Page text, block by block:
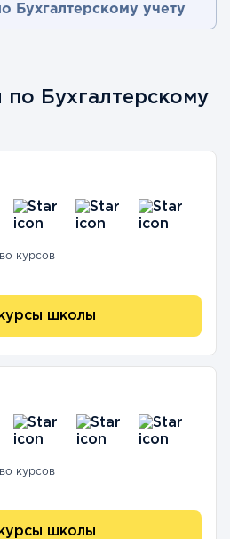
Бухгалтерскому учету
Бухгалтерскому
курсов
школы
курсов
школы